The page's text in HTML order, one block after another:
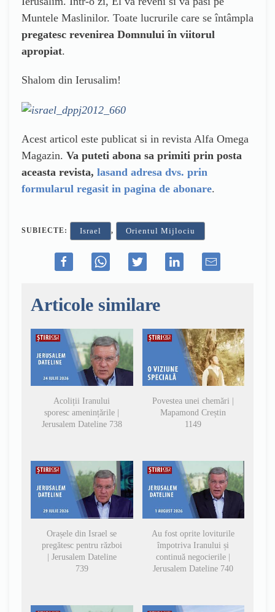
Muntele Maslinilor. Toate lucrurile care se întâmpla
pregatesc revenirea Domnului în viitorul
apropiat.
Shalom din Ierusalim!
Acest articol este publicat si in revista Alfa Omega
Magazin. Va puteti abona sa primiti prin posta
aceasta revista, lasand adresa dvs. prin
formularul regasit in pagina de abonare.
SUBIECTE: Israel , Orientul Mijlociu
Articole similare
Acoliții Iranului
sporesc amenințările |
Jerusalem Dateline 738
Povestea unei chemări |
Mapamond Creștin
1149
Orașele din Israel se
pregătesc pentru război
| Jerusalem Dateline
739
Au fost oprite loviturile
împotriva Iranului și
continuă negocierile |
Jerusalem Dateline 740